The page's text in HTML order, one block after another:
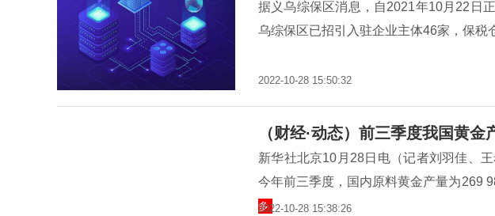
据义乌综保区消息，自2021年10月22日
乌综保区已招引入驻企业主体46家，保税
2022-10-28 15:50:32
（财经·动态）前三季度我国黄
新华社北京10月28日电（记者刘羽佳、
今年前三季度，国内原料黄金产量为269
多
2022-10-28 15:38:26